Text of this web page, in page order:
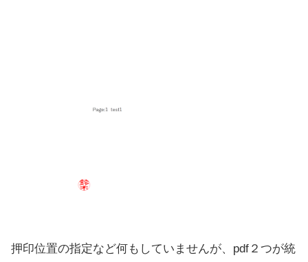
押印位置の指定など何もしていませんが、pdf２つが統